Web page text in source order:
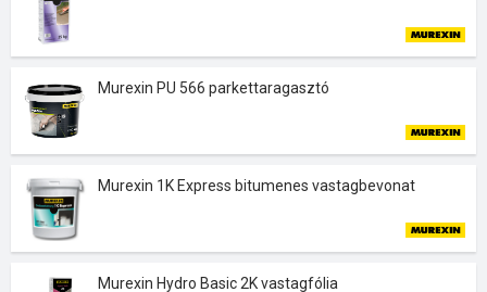
Murexin PU 566 parkettaragasztó
Murexin 1K Express bitumenes vastagbevonat
Murexin Hydro Basic 2K vastagfólia